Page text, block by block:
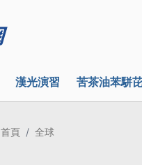
漢光演習 苦茶油苯駢
首頁 全球